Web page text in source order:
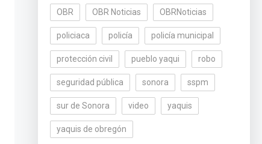
OBR OBR Noticias OBRNoticias
policiaca policía policía municipal
protección civil pueblo yaqui robo
seguridad pública sonora sspm
sur de Sonora video yaquis
yaquis de obregón